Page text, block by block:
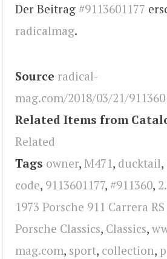
Der Beitrag #9113601177
radicalmag.
Source radical-
mag.com/2018/03/21/
Related Items from
Related
Tags owner, M471, ducktail,
code, 9113601177, #911360,
1973 Porsche 911 Carrera RS
Porsche Classics, Classics,
mag.com, sport, collection,